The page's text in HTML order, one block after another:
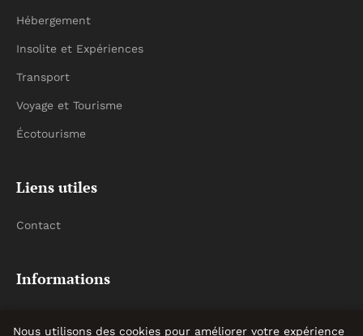
Hébergement
Insolite et Expériences
Transport
Voyage et Tourisme
Écotourisme
Liens utiles
Contact
Informations
Nous utilisons des cookies pour améliorer votre expérience